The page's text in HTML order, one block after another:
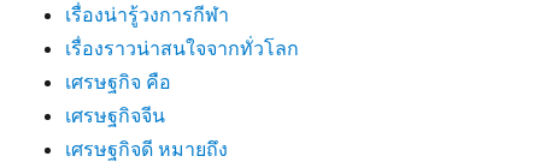
เรื่องน่ารู้วงการกีฬา
เรื่องราวน่าสนใจจากทั่วโลก
เศรษฐกิจ คือ
เศรษฐกิจจีน
เศรษฐกิจดี หมายถึง